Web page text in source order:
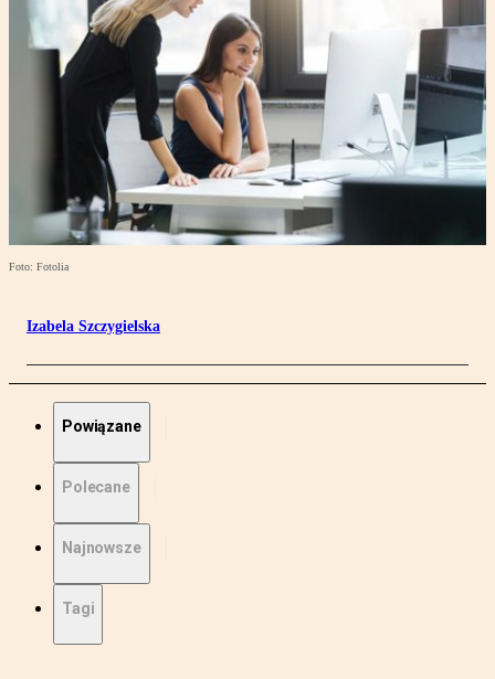
Foto: Fotolia
Izabela Szczygielska
Powiązane
Polecane
Najnowsze
Tagi